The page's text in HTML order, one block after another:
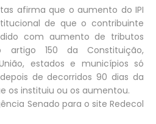
afirma que o aumento do IPI
de que o contribuinte
com aumento de tributos
artigo 150 da Constituição,
estados e municípios só
de decorridos 90 dias da
os instituiu ou os aumentou.
Senado para o site Redecol